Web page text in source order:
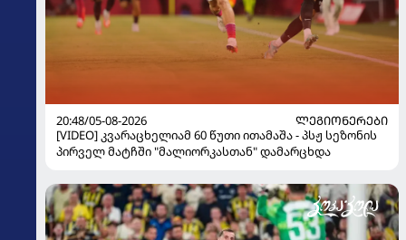
20:48/05-08-2026
ᲚᲔᲒᲘᲝᲜᲔᲠᲔᲑᲘ
[VIDEO] კვარაცხელიამ 60 წუთი ითამაშა - პსჟ სეზონის
პირველ მატჩში "მალიორკასთან" დამარცხდა